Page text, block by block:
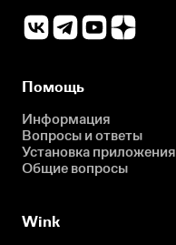
Помощь
Информация
Вопросы и ответы
Установка приложения
Общие вопросы
Wink